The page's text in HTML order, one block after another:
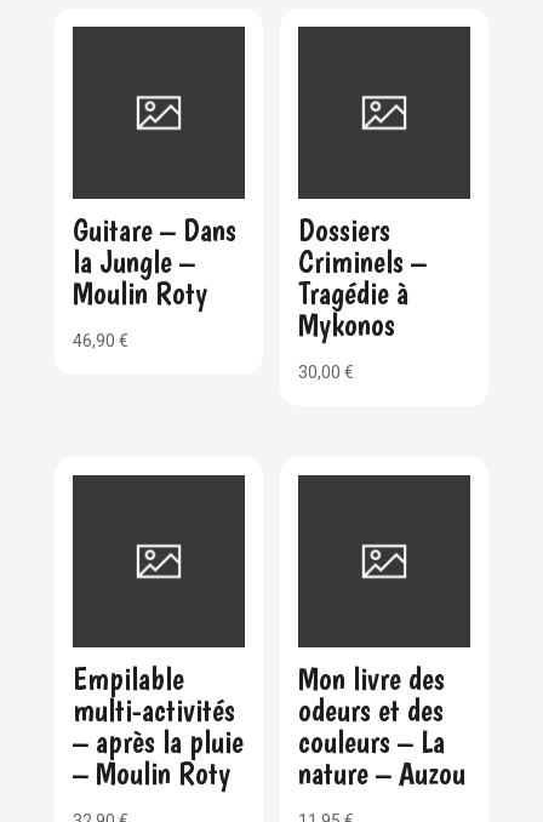
Guitare – Dans
la Jungle –
Moulin Roty
46,90 €
Dossiers
Criminels –
Tragédie à
Mykonos
30,00€
Empilable
multi-activités
– après la pluie
– Moulin Roty
Mon livre des
odeurs et des
couleurs – La
nature – Auzou